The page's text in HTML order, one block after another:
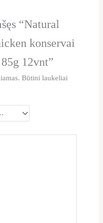
“Natural
konservai
12vnt”
Būtini laukeliai